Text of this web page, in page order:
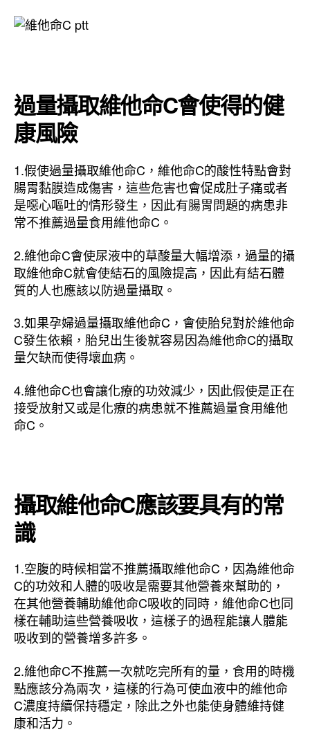
過量攝取維他命C會使得的健
康風險
1.假使過量攝取維他命C，維他命C的酸性特點會對
腸胃黏膜造成傷害，這些危害也會促成肚子痛或者
是噁心嘔吐的情形發生，因此有腸胃問題的病患非
常不推薦過量食用維他命C。
2.維他命C會使尿液中的草酸量大幅增添，過量的攝
取維他命C就會使結石的風險提高，因此有結石體
質的人也應該以防過量攝取。
3.如果孕婦過量攝取維他命C，會使胎兒對於維他命
C發生依賴，胎兒出生後就容易因為維他命C的攝取
量欠缺而使得壞血病。
4.維他命C也會讓化療的功效減少，因此假使是正在
接受放射又或是化療的病患就不推薦過量食用維他
命C。
攝取維他命C應該要具有的常
識
1.空腹的時候相當不推薦攝取維他命C，因為維他命
C的功效和人體的吸收是需要其他營養來幫助的，
在其他營養輔助維他命C吸收的同時，維他命C也同
樣在輔助這些營養吸收，這樣子的過程能讓人體能
吸收到的營養增多許多。
2.維他命C不推薦一次就吃完所有的量，食用的時機
點應該分為兩次，這樣的行為可使血液中的維他命
C濃度持續保持穩定，除此之外也能使身體維持健
康和活力。